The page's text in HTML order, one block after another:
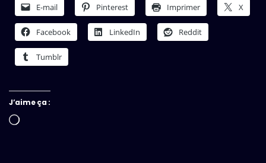
E-mail Pinterest Imprimer X
Facebook LinkedIn Reddit
Tumblr
J’aime ça :
Chargement…